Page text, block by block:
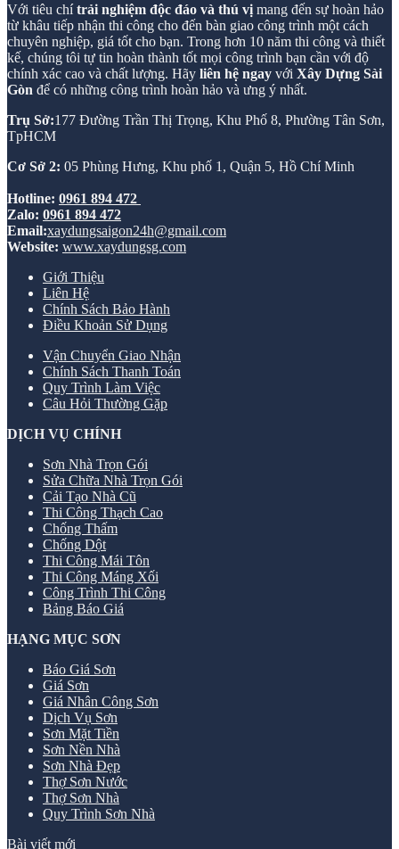
Với tiêu chítrải nghiệm độc đáo và thú vị mang đến sự hoàn hảo
từ khâu tiếp nhận thi công cho đến bàn giao công trình một cách
chuyên nghiệp, giá tốt cho bạn. Trong hơn 10 năm thi công và thiết
kế, chúng tôi tự tin hoàn thành tốt mọi công trình bạn cần với độ
chính xác cao và chất lượng. Hãy liên hệ ngay với Xây Dựng Sài
Gòn để có những công trình hoàn hảo và ưng ý nhất.
Trụ Sở:177 Đường Trần Thị Trọng, Khu Phố 8, Phường Tân Sơn,
TpHCM
Cơ Sở 2: 05 Phùng Hưng, Khu phố 1, Quận 5, Hồ Chí Minh
Hotline: 0961 894 472
Zalo: 0961 894 472
Email:xaydungsaigon24h@gmail.com
Website: www.xaydungsg.com
Giới Thiệu
Liên Hệ
Chính Sách Bảo Hành
Điều Khoản Sử Dụng
Vận Chuyển Giao Nhận
Chính Sách Thanh Toán
Quy Trình Làm Việc
Câu Hỏi Thường Gặp
DỊCH VỤ CHÍNH
Sơn Nhà Trọn Gói
Sửa Chữa Nhà Trọn Gói
Cải Tạo Nhà Cũ
Thi Công Thạch Cao
Chống Thấm
Chống Dột
Thi Công Mái Tôn
Thi Công Máng Xối
Công Trình Thi Công
Bảng Báo Giá
HẠNG MỤC SƠN
Báo Giá Sơn
Giá Sơn
Giá Nhân Công Sơn
Dịch Vụ Sơn
Sơn Mặt Tiền
Sơn Nền Nhà
Sơn Nhà Đẹp
Thợ Sơn Nước
Thợ Sơn Nhà
Quy Trình Sơn Nhà
Bài viết mới